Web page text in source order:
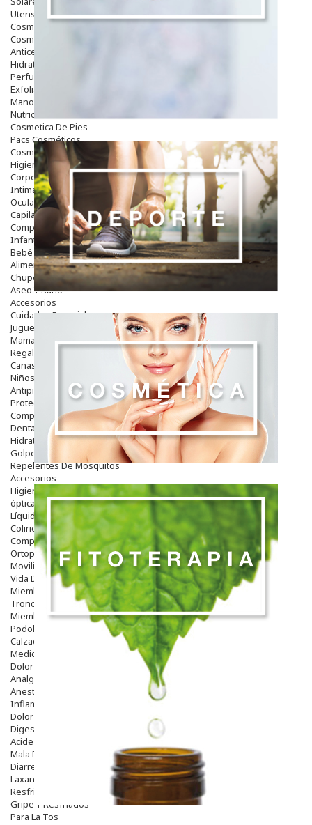
Utensilios
Cosmética Capilar
Cosmética Corporal
Anticelulíticos
Hidratantes Corporales
Perfumes Y Colonias
Exfoliantes Corporales
Manos Y Uñas
Nutricosmética
Cosmetica De Pies
Pacs Cosméticos
Cosmetica Facial Piel Sensible
Higiene
Corporal
Intima
Ocular
Capilar
Complementos
Infantil
Bebé
Alimentación Y Complementos
Chupetes Y Mordedores
Aseo Y Baño
Accesorios
Cuidados Especiales
Juguetes
Mama
Regalos
Canastilla
Niños
Antipiojos
Protección Solar
Complementos Alimentarios
Dentales
Hidratantes
Golpes Y Hematomas
Repelentes De Mosquitos
Accesorios
Higiene
óptica
Líquidos Lentillas
Colirios
Complementos Alimentarios.
Ortopedia - Accesorios
Movilidad
Vida Diaria
Miembro Superior
Tronco
Miembro Inferior
Podología
Calzado
Medicamentos
Dolor E Inflamación
Analgésicos
Anestésicos
Inflamación Articulaciones
Dolor Muscular / Articular
Digestivo
Acidez, Gases Y Ardores
Mala Digestion
Diarrea / Estreñimiento / Vómitos
Laxantes
Resfriados
Gripe Y Resfriados
Para La Tos